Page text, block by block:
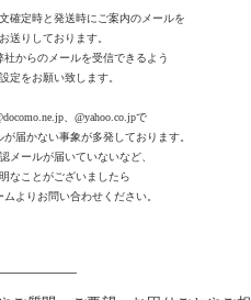
確定時と発送時にご案内のメールを
お送りしております。
社からのメールを受信できるよう
定をお願い致します。
、@yahoo.co.jpで
届かない事象が多発しております。
メールが届いていないなど、
なことがございましたら
ムよりお問い合わせください。